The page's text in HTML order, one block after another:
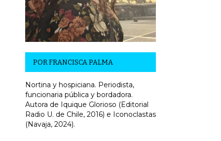
PORFRANCISCA PALMA
Nortina y hospiciana. Periodista,
funcionaria pública y bordadora.
Autora de Iquique Glorioso (Editorial
Radio U. de Chile, 2016) e Iconoclastas
(Navaja, 2024).